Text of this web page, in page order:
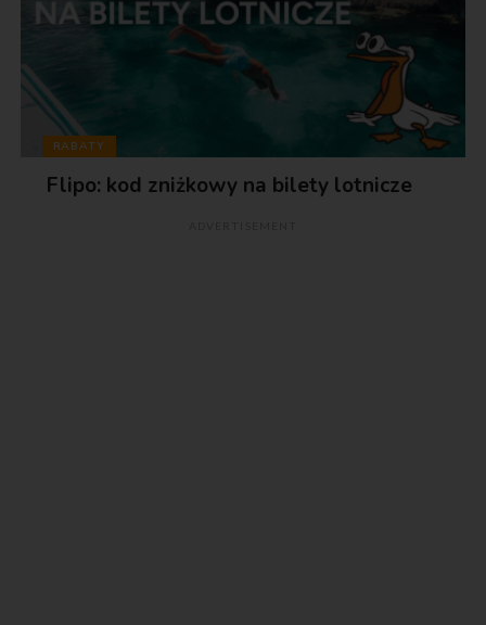
RABATY
Flipo: kod zniżkowy na bilety lotnicze